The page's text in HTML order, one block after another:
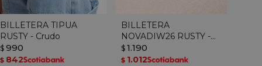
BILLETERA TIPUA
RUSTY - Crudo
$ 990
$ 842
BILLETERA
NOVADIW26 RUSTY -
Bordeaux
$ 1.190
$ 1.012